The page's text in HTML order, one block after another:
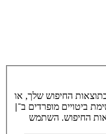
בתוצאות החיפוש שלך, או
ביטויים מופרדים ב־|
החיפוש. השתמש